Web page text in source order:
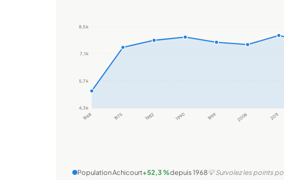
4,3 k
5,7 k
7,1 k
8,5 k
1968 1975 1982 1990 1999 2006 2011
Population Achicourt+52,3 %depuis 1968💡 Survolez les points